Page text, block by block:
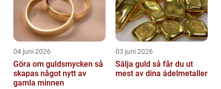
04 juni 2026
Göra om guldsmycken så
skapas något nytt av
gamla minnen
03 juni 2026
Sälja guld så får du ut
mest av dina ädelmetaller